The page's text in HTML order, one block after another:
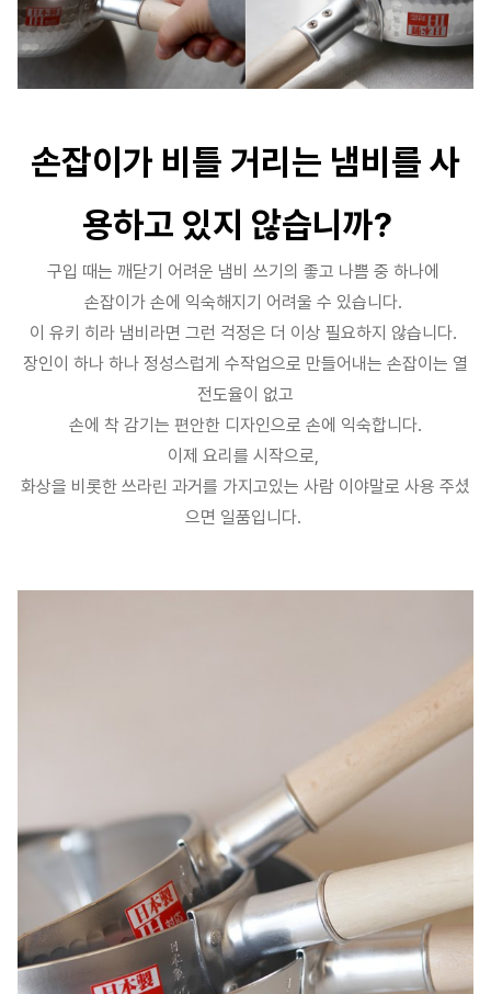
손잡이가 비틀 거리는 냄비를 사
용하고 있지 않습니까?
구입 때는 깨닫기 어려운 냄비 쓰기의 좋고 나쁨 중 하나에
손잡이가 손에 익숙해지기 어려울 수 있습니다.
이 유키 히라 냄비라면 그런 걱정은 더 이상 필요하지 않습니다.
장인이 하나 하나 정성스럽게 수작업으로 만들어내는 손잡이는 열
전도율이 없고
손에 착 감기는 편안한 디자인으로 손에 익숙합니다.
이제 요리를 시작으로,
화상을 비롯한 쓰라린 과거를 가지고있는 사람 이야말로 사용 주셨
으면 일품입니다.